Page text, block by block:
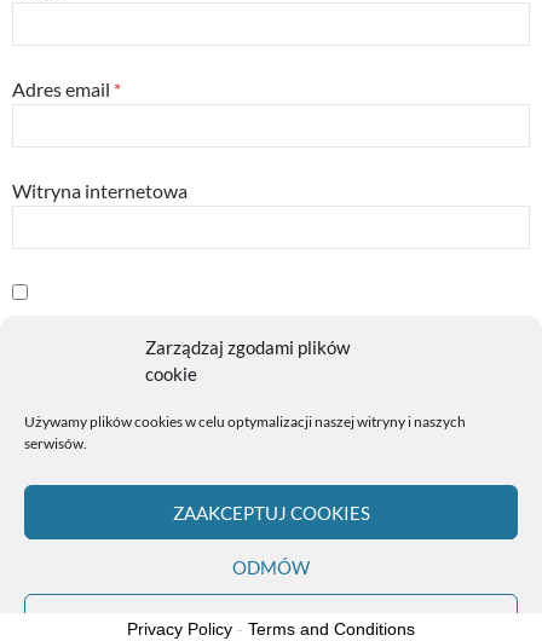
Adres email *
Witryna internetowa
Zarządzaj zgodami plików
cookie
Używamy plików cookies w celu optymalizacji naszej witryny i naszych
serwisów.
ZAAKCEPTUJ COOKIES
ODMÓW
ZOBACZ PREFERENCJE
Privacy Policy - Terms and Conditions